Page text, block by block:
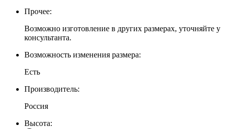
Прочее:
Возможно изготовление в других размерах, уточняйте у
консультанта.
Возможность изменения размера:
Есть
Производитель:
Россия
Высота: